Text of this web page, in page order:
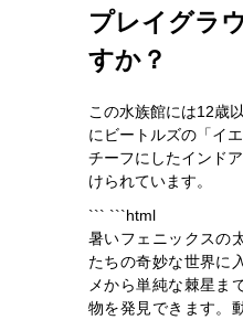
プレイグラ
すか？
この水族館には12歳
にビートルズの「イ
チーフにしたインド
けられています。
``` ```html
暑いフェニックスの
たちの奇妙な世界に
メから単純な棘星ま
物を発見できます。